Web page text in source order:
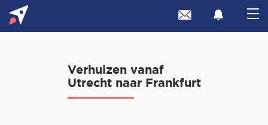
Verhuizen vanaf
Utrecht naar Frankfurt